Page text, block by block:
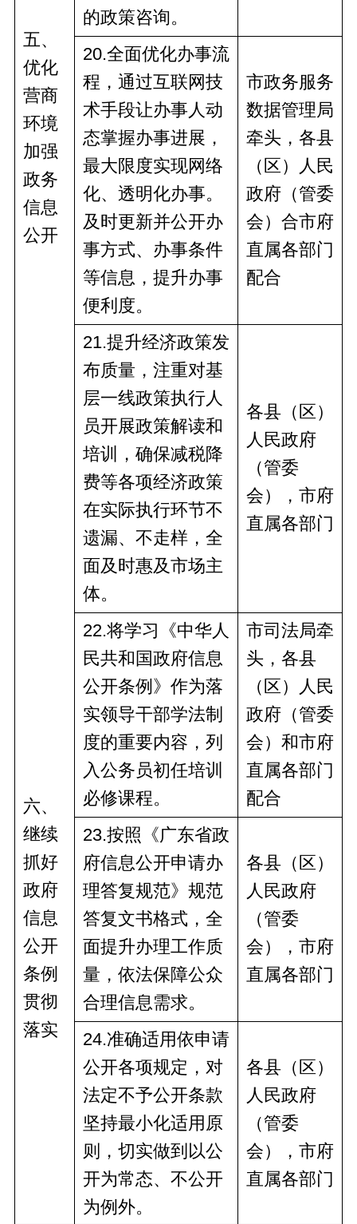
五、
优化
营商
环境
加强
政务
信息
公开
的政策咨询。
20.全面优化办事流
程，通过互联网技
术手段让办事人动
态掌握办事进展，
最大限度实现网络
化、透明化办事。
及时更新并公开办
事方式、办事条件
等信息，提升办事
便利度。
市政务服务
数据管理局
牵头， 各县
（区）人民
政府 （管委
会） 合市府
直属各部门
配合
21.提升经济政策发
布质量，注重对基
层一线政策执行人
员开展政策解读和
培训，确保减税降
费等各项经济政策
在实际执行环节不
遗漏、不走样，全
面及时惠及市场主
体。
各县（区）
人民政府
（管委
会），市府
直属各部门
六、
继续
抓好
政府
信息
公开
条例
贯彻
落实
22.将学习《中华人
民共和国政府信息
公开条例》作为落
实领导干部学法制
度的重要内容，列
入公务员初任培训
必修课程。
市司法局牵
头， 各县
（区）人民
政府 （管委
会） 和市府
直属各部门
配合
23.按照《广东省政
府信息公开申请办
理答复规范》规范
答复文书格式，全
面提升办理工作质
量，依法保障公众
合理信息需求。
各县（区）
人民政府
（管委
会），市府
直属各部门
24.准确适用依申请
公开各项规定，对
法定不予公开条款
坚持最小化适用原
则，切实做到以公
开为常态、不公开
为例外。
各县（区）
人民政府
（管委
会），市府
直属各部门